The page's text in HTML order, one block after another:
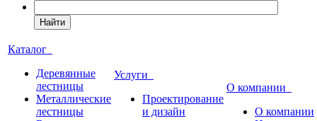
Найти
Каталог
Деревянные
лестницы
Металлические
лестницы
Услуги
Проектирование
и дизайн
О компании
О компании